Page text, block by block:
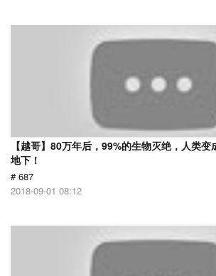
【越哥】80万年后，99%的生物灭绝，人类
地下！
# 687
2018-09-01 08:12